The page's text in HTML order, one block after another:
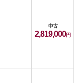
中古
2,819,000